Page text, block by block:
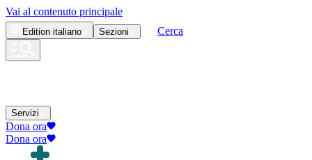
Vai al contenuto principale
Edition italiano Sezioni Cerca
Servizi
Dona ora
Dona ora